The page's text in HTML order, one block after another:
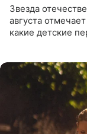
Звезда
августа
какие детские